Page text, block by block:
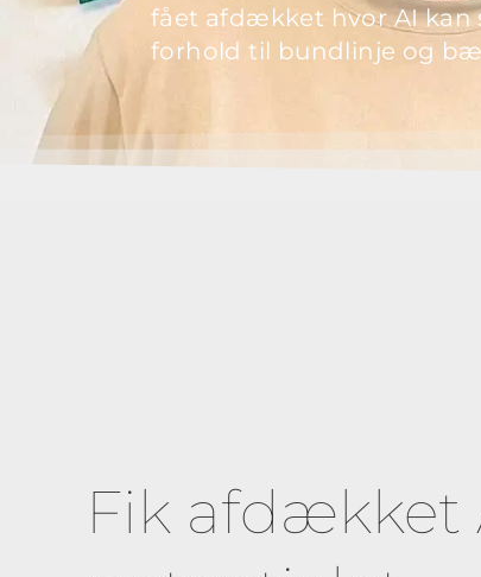
fået afdækket hvor AI kan
forhold til bundlinje og
Fik afdækket